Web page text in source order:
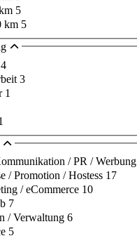
5
km 5
4
3
1
/ PR / Werbung
/ Promotion / Hostess 17
/ eCommerce 10
7
/ Verwaltung 6
5